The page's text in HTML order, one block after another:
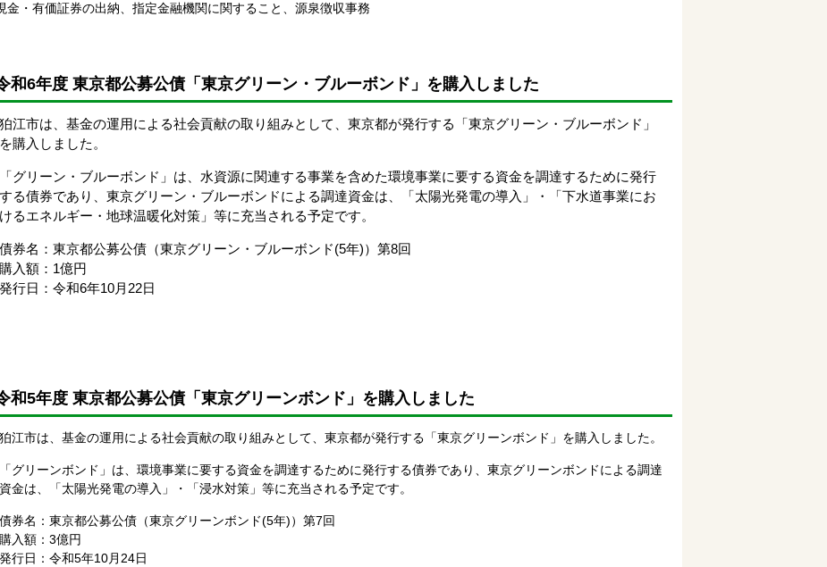
金・有価証券の出納、指定金融機関に関すること、源泉徴収事務
和6年度 東京都公募公債「東京グリーン・ブルーボンド」を購入しました
狛江市は、基金の運用による社会貢献の取り組みとして、東京都が発行する「東京グリーン・ブルーボンド」
を購入しました。
「グリーン・ブルーボンド」は、水資源に関連する事業を含めた環境事業に要する資金を調達するために発行
する債券であり、東京グリーン・ブルーボンドによる調達資金は、「太陽光発電の導入」・「下水道事業にお
けるエネルギー・地球温暖化対策」等に充当される予定です。
債券名：東京都公募公債（東京グリーン・ブルーボンド(5年)）第8回
購入額：1億円
発行日：令和6年10月22日
和5年度 東京都公募公債「東京グリーンボンド」を購入しました
狛江市は、基金の運用による社会貢献の取り組みとして、東京都が発行する「東京グリーンボンド」を購入しました。
「グリーンボンド」は、環境事業に要する資金を調達するために発行する債券であり、東京グリーンボンドによる調達
資金は、「太陽光発電の導入」・「浸水対策」等に充当される予定です。
債券名：東京都公募公債（東京グリーンボンド(5年)）第7回
購入額：3億円
発行日：令和5年10月24日